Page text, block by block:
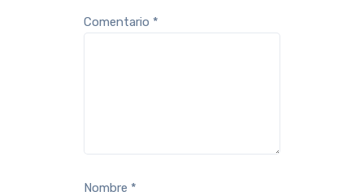
Comentario *
Nombre *